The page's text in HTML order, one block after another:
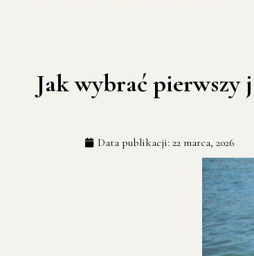
Jak wybrać pierwszy
Data publikacji: 22 marca, 2026